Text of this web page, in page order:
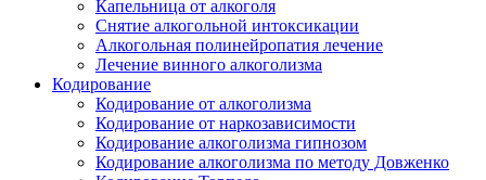
Капельница от алкоголя
Снятие алкогольной интоксикации
Алкогольная полинейропатия лечение
Лечение винного алкоголизма
Кодирование
Кодирование от алкоголизма
Кодирование от наркозависимости
Кодирование алкоголизма гипнозом
Кодирование алкоголизма по методу Довженко